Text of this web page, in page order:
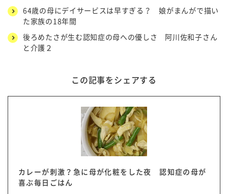
64歳の母にデイサービスは早すぎる？ 娘がまんがで描い
た家族の18年間
後ろめたさが生む認知症の母への優しさ 阿川佐和子さん
と介護２
この記事をシェアする
カレーが刺激？急に母が化粧をした夜 認知症の母が
喜ぶ毎日ごはん